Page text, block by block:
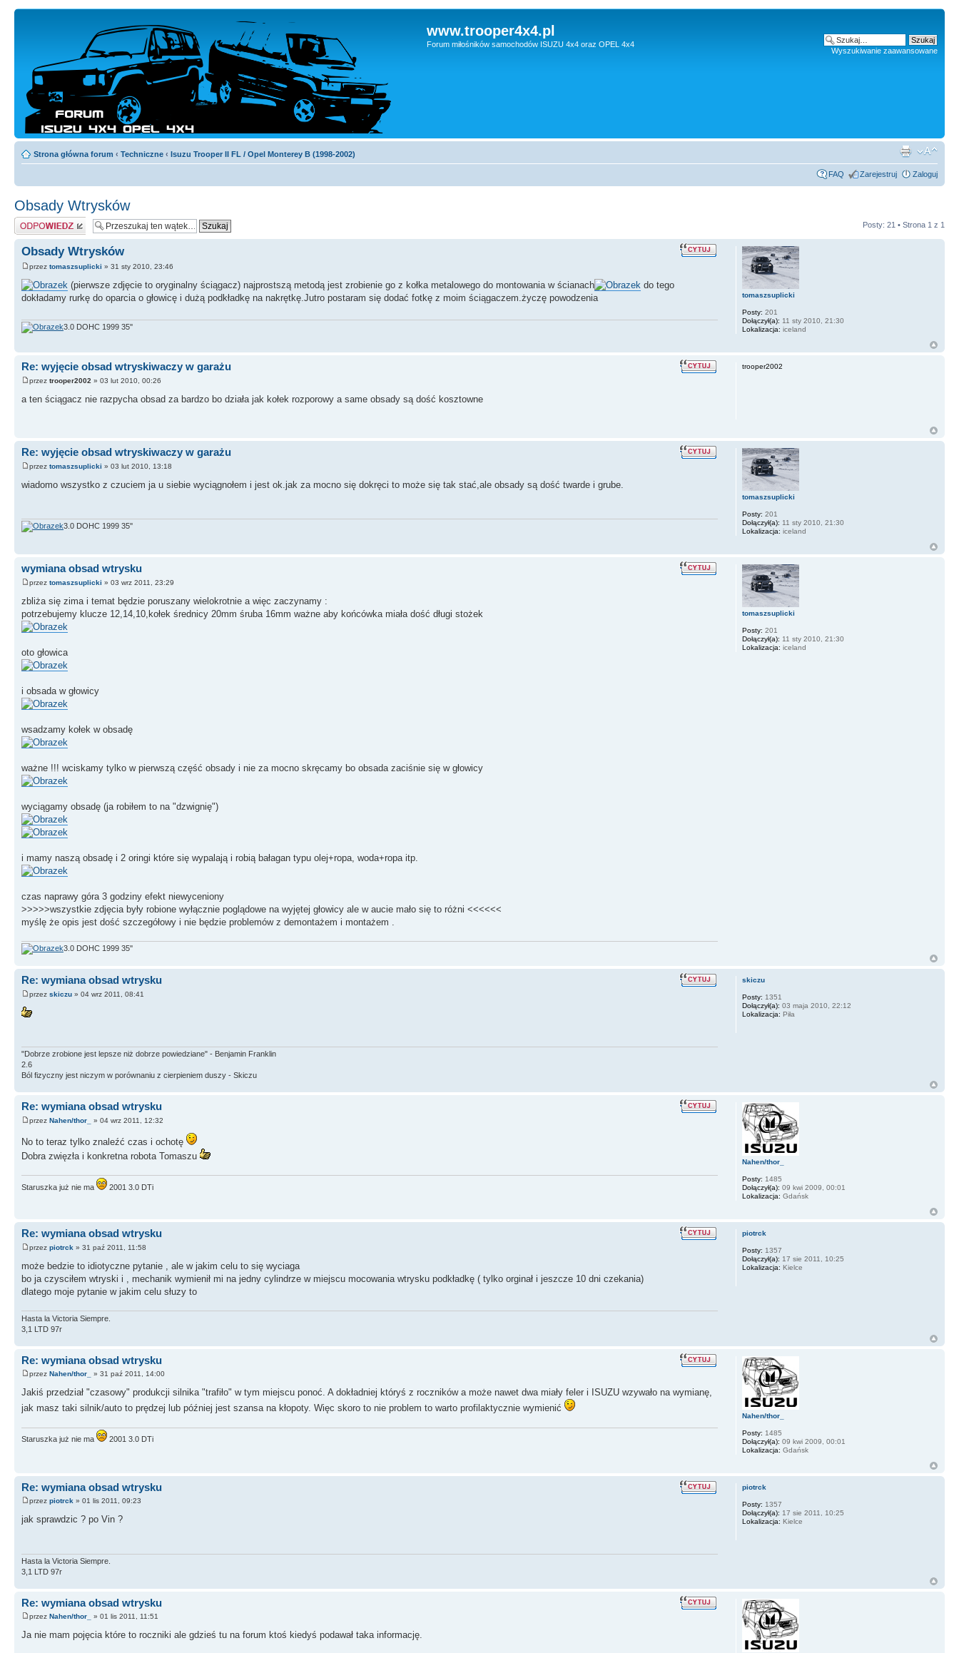
www.trooper4x4.pl
Forum miłośników samochodów ISUZU 4x4 oraz OPEL 4x4
Wyszukiwanie zaawansowane
Strona główna forum ‹ Techniczne ‹ Isuzu Trooper II FL / Opel Monterey B (1998-2002)
FAQ Zarejestruj Zaloguj
Obsady Wtrysków
Odpowiedz Posty: 21 • Strona 1 z 1
Obsady Wtrysków
przez tomaszsuplicki » 31 sty 2010, 23:46
(pierwsze zdjęcie to oryginalny ściągacz) najprostszą metodą jest zrobienie go z kołka metalowego do montowania w ścianach
do tego
dokładamy rurkę do oparcia o głowicę i dużą podkładkę na nakrętkę.Jutro postaram się dodać fotkę z moim ściągaczem.życzę powodzenia
3.0 DOHC 1999 35''
tomaszsuplicki
Posty: 201
Dołączył(a): 11 sty 2010, 21:30
Lokalizacja: iceland
Re: wyjęcie obsad wtryskiwaczy w garażu
przez trooper2002 » 03 lut 2010, 00:26
a ten ściągacz nie razpycha obsad za bardzo bo działa jak kołek rozporowy a same obsady są dość kosztowne
trooper2002
Re: wyjęcie obsad wtryskiwaczy w garażu
przez tomaszsuplicki » 03 lut 2010, 13:18
wiadomo wszystko z czuciem ja u siebie wyciągnołem i jest ok.jak za mocno się dokręci to może się tak stać,ale obsady są dość twarde i grube.
3.0 DOHC 1999 35''
tomaszsuplicki
Posty: 201
Dołączył(a): 11 sty 2010, 21:30
Lokalizacja: iceland
wymiana obsad wtrysku
przez tomaszsuplicki » 03 wrz 2011, 23:29
zbliża się zima i temat będzie poruszany wielokrotnie a więc zaczynamy :
potrzebujemy klucze 12,14,10,kołek średnicy 20mm śruba 16mm ważne aby końcówka miała dość długi stożek
oto głowica
i obsada w głowicy
wsadzamy kołek w obsadę
ważne !!! wciskamy tylko w pierwszą część obsady i nie za mocno skręcamy bo obsada zaciśnie się w głowicy
wyciągamy obsadę (ja robiłem to na "dzwignię")
i mamy naszą obsadę i 2 oringi które się wypalają i robią bałagan typu olej+ropa, woda+ropa itp.
czas naprawy góra 3 godziny efekt niewyceniony
>>>>>wszystkie zdjęcia były robione wyłącznie poglądowe na wyjętej głowicy ale w aucie mało się to różni <<<<<<
myślę że opis jest dość szczegółowy i nie będzie problemów z demontażem i montażem .
3.0 DOHC 1999 35''
tomaszsuplicki
Posty: 201
Dołączył(a): 11 sty 2010, 21:30
Lokalizacja: iceland
Re: wymiana obsad wtrysku
przez skiczu » 04 wrz 2011, 08:41
"Dobrze zrobione jest lepsze niż dobrze powiedziane" - Benjamin Franklin
2.6
Ból fizyczny jest niczym w porównaniu z cierpieniem duszy - Skiczu
skiczu
Posty: 1351
Dołączył(a): 03 maja 2010, 22:12
Lokalizacja: Piła
Re: wymiana obsad wtrysku
przez Nahen/thor_ » 04 wrz 2011, 12:32
No to teraz tylko znaleźć czas i ochotę
Dobra zwięzła i konkretna robota Tomaszu
Staruszka już nie ma 2001 3.0 DTi
Nahen/thor_
Posty: 1485
Dołączył(a): 09 kwi 2009, 00:01
Lokalizacja: Gdańsk
Re: wymiana obsad wtrysku
przez piotrck » 31 paź 2011, 11:58
może bedzie to idiotyczne pytanie , ale w jakim celu to się wyciaga
bo ja czysciłem wtryski i , mechanik wymienił mi na jedny cylindrze w miejscu mocowania wtrysku podkładkę ( tylko orginał i jeszcze 10 dni czekania)
dlatego moje pytanie w jakim celu słuzy to
Hasta la Victoria Siempre.
3,1 LTD 97r
piotrck
Posty: 1357
Dołączył(a): 17 sie 2011, 10:25
Lokalizacja: Kielce
Re: wymiana obsad wtrysku
przez Nahen/thor_ » 31 paź 2011, 14:00
Jakiś przedział "czasowy" produkcji silnika "trafiło" w tym miejscu ponoć. A dokładniej któryś z roczników a może nawet dwa miały feler i ISUZU wzywało na wymianę,
jak masz taki silnik/auto to prędzej lub później jest szansa na kłopoty. Więc skoro to nie problem to warto profilaktycznie wymienić
Staruszka już nie ma 2001 3.0 DTi
Nahen/thor_
Posty: 1485
Dołączył(a): 09 kwi 2009, 00:01
Lokalizacja: Gdańsk
Re: wymiana obsad wtrysku
przez piotrck » 01 lis 2011, 09:23
jak sprawdzic ? po Vin ?
Hasta la Victoria Siempre.
3,1 LTD 97r
piotrck
Posty: 1357
Dołączył(a): 17 sie 2011, 10:25
Lokalizacja: Kielce
Re: wymiana obsad wtrysku
przez Nahen/thor_ » 01 lis 2011, 11:51
Ja nie mam pojęcia które to roczniki ale gdzieś tu na forum ktoś kiedyś podawał taka informację.